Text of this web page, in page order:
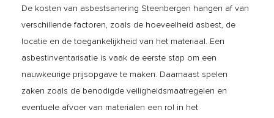
De kosten van asbestsanering Steenbergen hangen af van
verschillende factoren, zoals de hoeveelheid asbest, de
locatie en de toegankelijkheid van het materiaal. Een
asbestinventarisatie is vaak de eerste stap om een
nauwkeurige prijsopgave te maken. Daarnaast spelen
zaken zoals de benodigde veiligheidsmaatregelen en
eventuele afvoer van materialen een rol in het